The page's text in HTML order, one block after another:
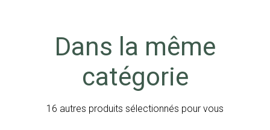
Dans la même
catégorie
16 autres produits sélectionnés pour vous